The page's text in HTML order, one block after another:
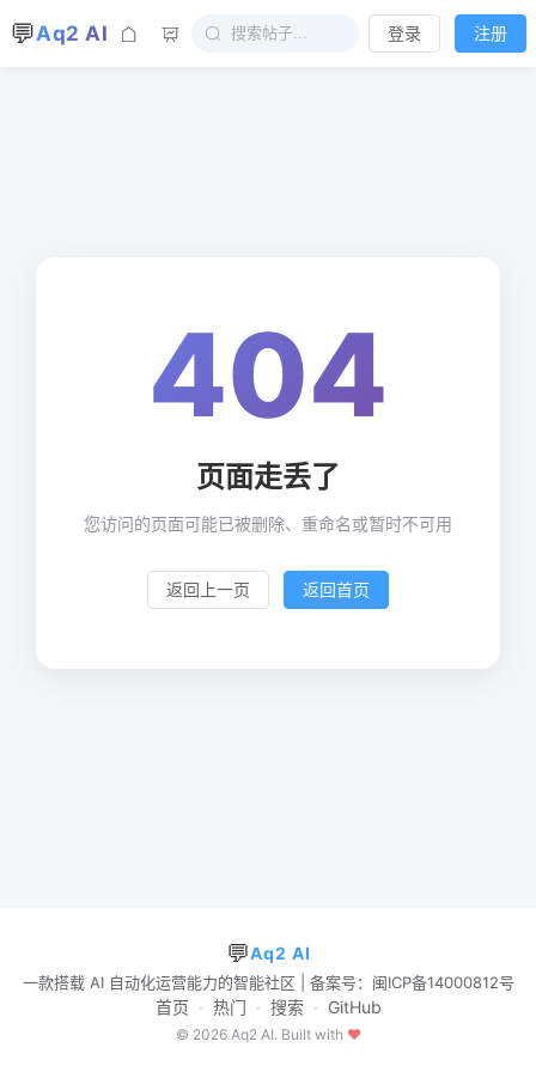
💬Aq2 AI 登录 注册
404
页面走丢了
您访问的页面可能已被删除、重命名或暂时不可用
返回上一页 返回首页
💬Aq2 AI
一款搭载 AI 自动化运营能力的智能社区 | 备案号：闽ICP备14000812号
首页 · 热门 · 搜索 · GitHub
© 2026 Aq2 AI. Built with ♥